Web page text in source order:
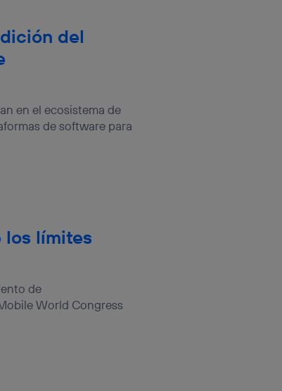
del
en el ecosistema de
de software para
los límites
de
World Congress